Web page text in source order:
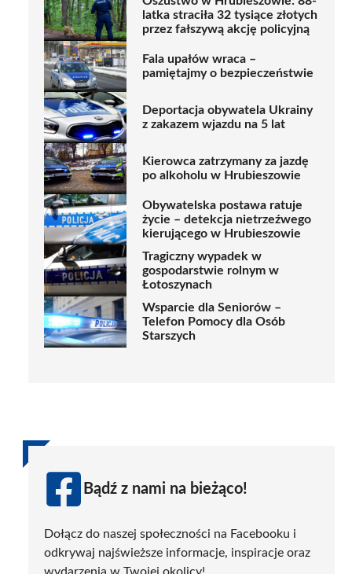
latka straciła 32 tysiące złotych
przez fałszywą akcję policyjną
Fala upałów wraca –
pamiętajmy o bezpieczeństwie
Deportacja obywatela Ukrainy
z zakazem wjazdu na 5 lat
Kierowca zatrzymany za jazdę
po alkoholu w Hrubieszowie
Obywatelska postawa ratuje
życie – detekcja nietrzeźwego
kierującego w Hrubieszowie
Tragiczny wypadek w
gospodarstwie rolnym w
Łotoszynach
Wsparcie dla Seniorów –
Telefon Pomocy dla Osób
Starszych
Bądź z nami na bieżąco!
Dołącz do naszej społeczności na Facebooku i
odkrywaj najświeższe informacje, inspiracje oraz
wydarzenia w Twojej okolicy!